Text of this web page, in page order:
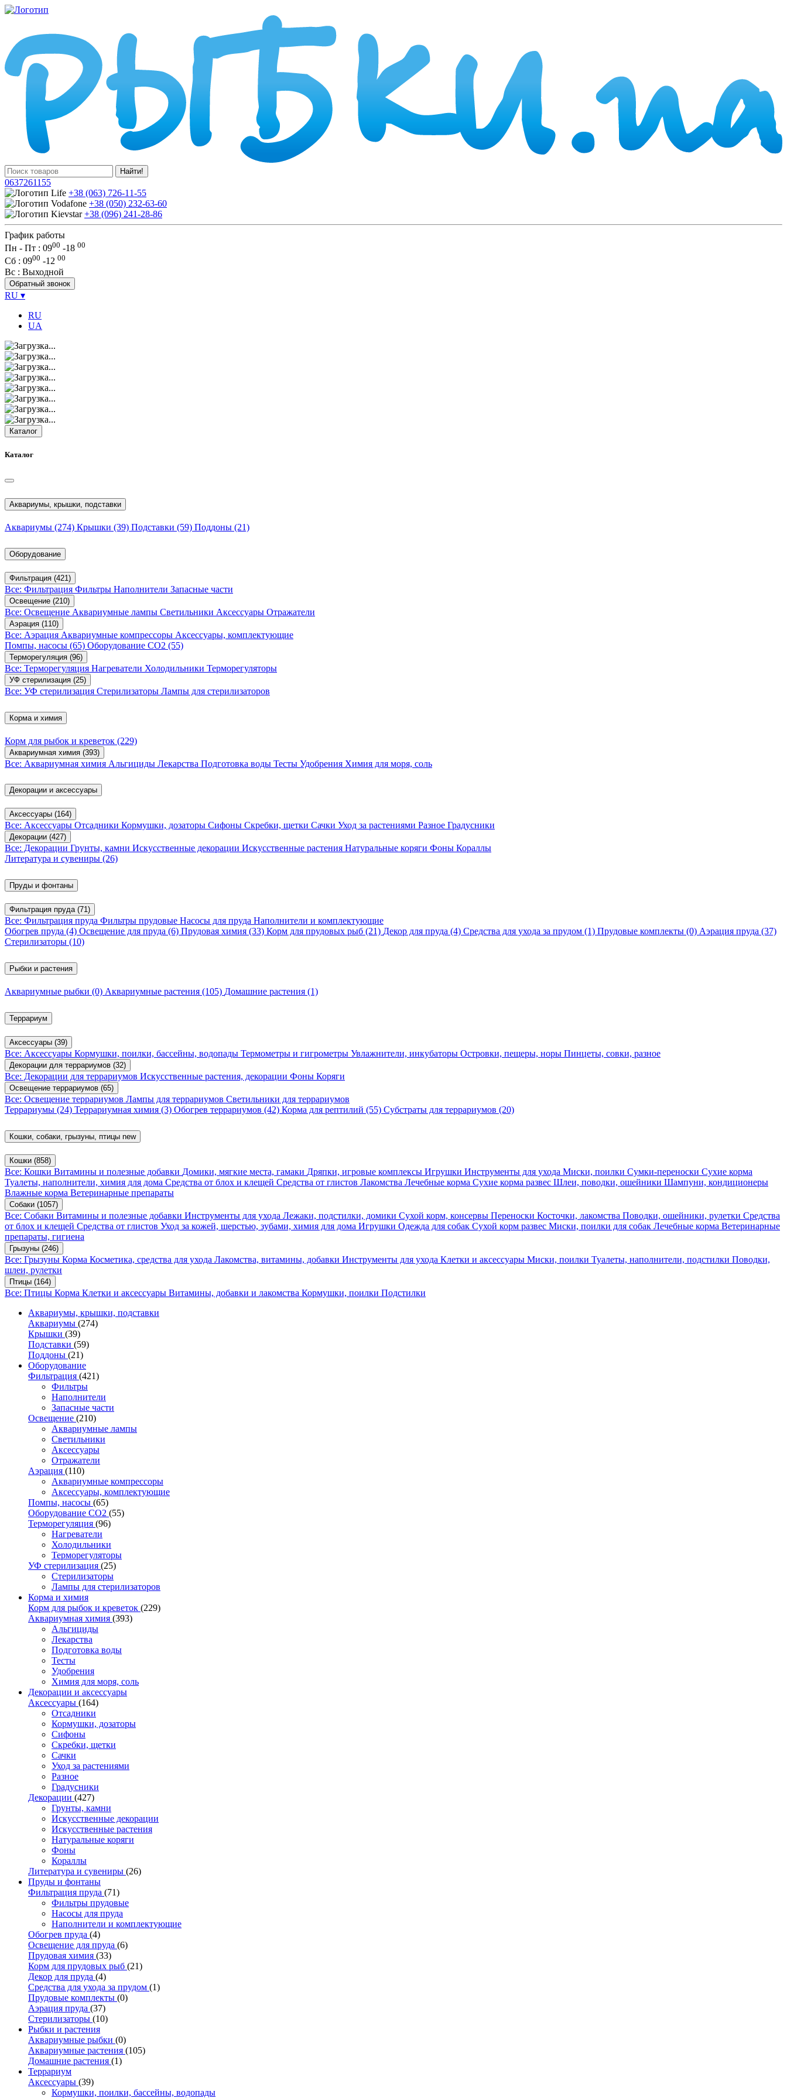
Найти!
0637261155
+38 (063) 726-11-55
+38 (050) 232-63-60
+38 (096) 241-28-86
График работы
Пн - Пт : 0900 -18 00
Сб : 0900 -12 00
Вс : Выходной
Обратный звонок
RU ▾
RU
UA
Каталог
Каталог
Аквариумы, крышки, подставки
Аквариумы (274) Крышки (39) Подставки (59) Поддоны (21)
Оборудование
Фильтрация (421)
Все: Фильтрация Фильтры Наполнители Запасные части
Освещение (210)
Все: Освещение Аквариумные лампы Светильники Аксессуары Отражатели
Аэрация (110)
Все: Аэрация Аквариумные компрессоры Аксессуары, комплектующие
Помпы, насосы (65) Оборудование CO2 (55)
Терморегуляция (96)
Все: Терморегуляция Нагреватели Холодильники Терморегуляторы
УФ стерилизация (25)
Все: УФ стерилизация Стерилизаторы Лампы для стерилизаторов
Корма и химия
Корм для рыбок и креветок (229)
Аквариумная химия (393)
Все: Аквариумная химия Альгициды Лекарства Подготовка воды Тесты Удобрения Химия для моря, соль
Декорации и аксессуары
Аксессуары (164)
Все: Аксессуары Отсадники Кормушки, дозаторы Сифоны Скребки, щетки Сачки Уход за растениями Разное Градусники
Декорации (427)
Все: Декорации Грунты, камни Искусственные декорации Искусственные растения Натуральные коряги Фоны Кораллы
Литература и сувениры (26)
Пруды и фонтаны
Фильтрация пруда (71)
Все: Фильтрация пруда Фильтры прудовые Насосы для пруда Наполнители и комплектующие
Обогрев пруда (4) Освещение для пруда (6) Прудовая химия (33) Корм для прудовых рыб (21) Декор для пруда (4) Средства для ухода за прудом (1) Прудовые комплекты (0) Аэрация пруда (37)
Стерилизаторы (10)
Рыбки и растения
Аквариумные рыбки (0) Аквариумные растения (105) Домашние растения (1)
Террариум
Аксессуары (39)
Все: Аксессуары Кормушки, поилки, бассейны, водопады Термометры и гигрометры Увлажнители, инкубаторы Островки, пещеры, норы Пинцеты, совки, разное
Декорации для террариумов (32)
Все: Декорации для террариумов Искусственные растения, декорации Фоны Коряги
Освещение террариумов (65)
Все: Освещение террариумов Лампы для террариумов Светильники для террариумов
Террариумы (24) Террариумная химия (3) Обогрев террариумов (42) Корма для рептилий (55) Субстраты для террариумов (20)
Кошки, собаки, грызуны, птицы new
Кошки (858)
Все: Кошки Витамины и полезные добавки Домики, мягкие места, гамаки Дряпки, игровые комплексы Игрушки Инструменты для ухода Миски, поилки Сумки-переноски Сухие корма
Туалеты, наполнители, химия для дома Средства от блох и клещей Средства от глистов Лакомства Лечебные корма Сухие корма развес Шлеи, поводки, ошейники Шампуни, кондиционеры
Влажные корма Ветеринарные препараты
Собаки (1057)
Все: Собаки Витамины и полезные добавки Инструменты для ухода Лежаки, подстилки, домики Сухой корм, консервы Переноски Косточки, лакомства Поводки, ошейники, рулетки Средства
от блох и клещей Средства от глистов Уход за кожей, шерстью, зубами, химия для дома Игрушки Одежда для собак Сухой корм развес Миски, поилки для собак Лечебные корма Ветеринарные
препараты, гигиена
Грызуны (246)
Все: Грызуны Корма Косметика, средства для ухода Лакомства, витамины, добавки Инструменты для ухода Клетки и аксессуары Миски, поилки Туалеты, наполнители, подстилки Поводки,
шлеи, рулетки
Птицы (164)
Все: Птицы Корма Клетки и аксессуары Витамины, добавки и лакомства Кормушки, поилки Подстилки
Аквариумы, крышки, подставки
Аквариумы (274)
Крышки (39)
Подставки (59)
Поддоны (21)
Оборудование
Фильтрация (421)
Фильтры
Наполнители
Запасные части
Освещение (210)
Аквариумные лампы
Светильники
Аксессуары
Отражатели
Аэрация (110)
Аквариумные компрессоры
Аксессуары, комплектующие
Помпы, насосы (65)
Оборудование CO2 (55)
Терморегуляция (96)
Нагреватели
Холодильники
Терморегуляторы
УФ стерилизация (25)
Стерилизаторы
Лампы для стерилизаторов
Корма и химия
Корм для рыбок и креветок (229)
Аквариумная химия (393)
Альгициды
Лекарства
Подготовка воды
Тесты
Удобрения
Химия для моря, соль
Декорации и аксессуары
Аксессуары (164)
Отсадники
Кормушки, дозаторы
Сифоны
Скребки, щетки
Сачки
Уход за растениями
Разное
Градусники
Декорации (427)
Грунты, камни
Искусственные декорации
Искусственные растения
Натуральные коряги
Фоны
Кораллы
Литература и сувениры (26)
Пруды и фонтаны
Фильтрация пруда (71)
Фильтры прудовые
Насосы для пруда
Наполнители и комплектующие
Обогрев пруда (4)
Освещение для пруда (6)
Прудовая химия (33)
Корм для прудовых рыб (21)
Декор для пруда (4)
Средства для ухода за прудом (1)
Прудовые комплекты (0)
Аэрация пруда (37)
Стерилизаторы (10)
Рыбки и растения
Аквариумные рыбки (0)
Аквариумные растения (105)
Домашние растения (1)
Террариум
Аксессуары (39)
Кормушки, поилки, бассейны, водопады